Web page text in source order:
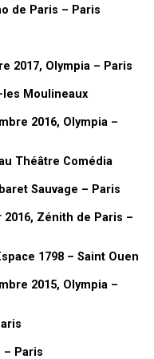
« Mes années
de tout ça, de toutes
à la télé. Et puis
que Dorothée, je l’ai
album,Les Jardins des
eu les albums, les
a suggéré que je le
de Paris – Paris
2017, Olympia – Paris
les Moulineaux
2016, Olympia –
Théâtre Comédia
Sauvage – Paris
Zénith de Paris –
1798 – Saint Ouen
2015, Olympia –
– Paris